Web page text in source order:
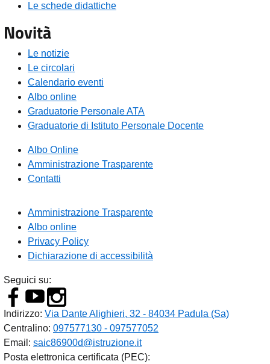
Le schede didattiche
Novità
Le notizie
Le circolari
Calendario eventi
Albo online
Graduatorie Personale ATA
Graduatorie di Istituto Personale Docente
Albo Online
Amministrazione Trasparente
Contatti
Amministrazione Trasparente
Albo online
Privacy Policy
Dichiarazione di accessibilità
Seguici su:
Indirizzo: Via Dante Alighieri, 32 - 84034 Padula (Sa)
Centralino: 097577130 - 097577052
Email: saic86900d@istruzione.it
Posta elettronica certificata (PEC):